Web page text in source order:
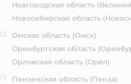
Новгородская область
Новосибирская область
Омская область (Омск)
Оренбургская область
Орловская область (Орёл)
Пензенская область (Пенза)